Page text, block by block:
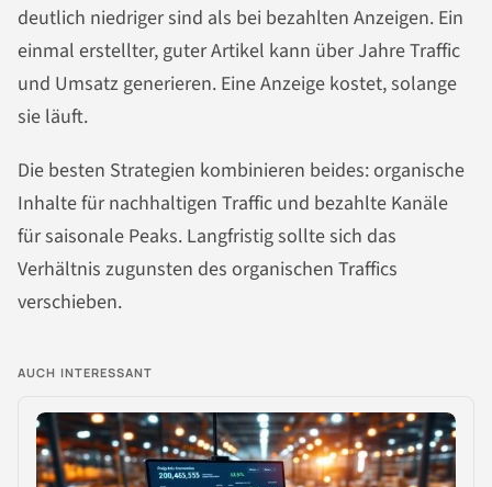
deutlich niedriger sind als bei bezahlten Anzeigen. Ein
einmal erstellter, guter Artikel kann über Jahre Traffic
und Umsatz generieren. Eine Anzeige kostet, solange
sie läuft.
Die besten Strategien kombinieren beides: organische
Inhalte für nachhaltigen Traffic und bezahlte Kanäle
für saisonale Peaks. Langfristig sollte sich das
Verhältnis zugunsten des organischen Traffics
verschieben.
AUCH INTERESSANT